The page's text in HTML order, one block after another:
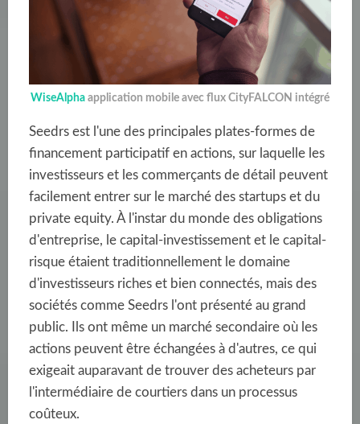
WiseAlpha application mobile avec flux CityFALCON intégré
Seedrs est l'une des principales plates-formes de
financement participatif en actions, sur laquelle les
investisseurs et les commerçants de détail peuvent
facilement entrer sur le marché des startups et du
private equity. À l'instar du monde des obligations
d'entreprise, le capital-investissement et le capital-
risque étaient traditionnellement le domaine
d'investisseurs riches et bien connectés, mais des
sociétés comme Seedrs l'ont présenté au grand
public. Ils ont même un marché secondaire où les
actions peuvent être échangées à d'autres, ce qui
exigeait auparavant de trouver des acheteurs par
l'intermédiaire de courtiers dans un processus
coûteux.